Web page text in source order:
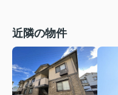
近隣の物件